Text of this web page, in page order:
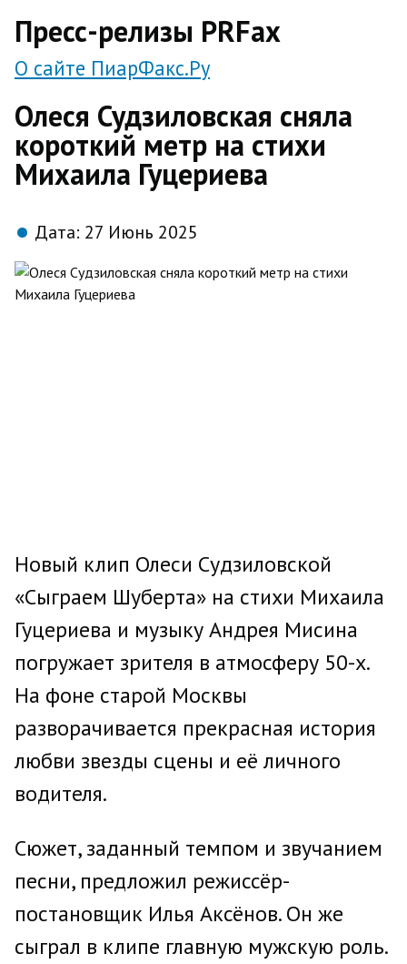
Пресс-релизы PRFax
О сайте ПиарФакс.Ру
Олеся Судзиловская сняла
короткий метр на стихи
Михаила Гуцериева
Дата: 27 Июнь 2025
Новый клип Олеси Судзиловской
«Сыграем Шуберта» на стихи Михаила
Гуцериева и музыку Андрея Мисина
погружает зрителя в атмосферу 50-х.
На фоне старой Москвы
разворачивается прекрасная история
любви звезды сцены и её личного
водителя.
Сюжет, заданный темпом и звучанием
песни, предложил режиссёр-
постановщик Илья Аксёнов. Он же
сыграл в клипе главную мужскую роль.